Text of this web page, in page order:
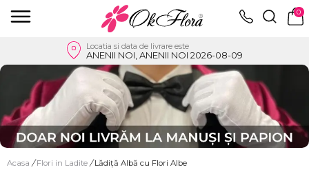
0
Locatia si data de livrare este
ANENII NOI, ANENII NOI 2026-08-09
Acasa / Flori in Ladite / Lădiță Albă cu Flori Albe